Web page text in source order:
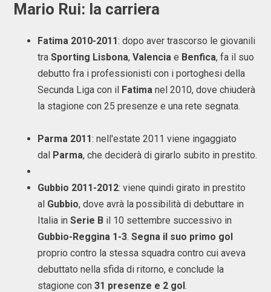
Mario Rui: la carriera
Fatima 2010-2011: dopo aver trascorso le giovanili
tra Sporting Lisbona, Valencia e Benfica, fa il suo
debutto fra i professionisti con i portoghesi della
Secunda Liga con il Fatima nel 2010, dove chiuderà
la stagione con 25 presenze e una rete segnata.
Parma 2011: nell'estate 2011 viene ingaggiato
dal Parma, che deciderà di girarlo subito in prestito.
Gubbio 2011-2012: viene quindi girato in prestito
al Gubbio, dove avrà la possibilità di debuttare in
Italia in Serie B il 10 settembre successivo in
Gubbio-Reggina 1-3. Segna il suo primo gol
proprio contro la stessa squadra contro cui aveva
debuttato nella sfida di ritorno, e conclude la
stagione con 31 presenze e 2 gol.